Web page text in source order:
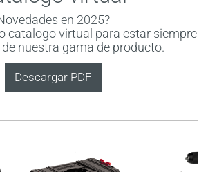
en 2025?
catalogo virtual para estar siempre
nuestra gama de producto.
Descargar PDF